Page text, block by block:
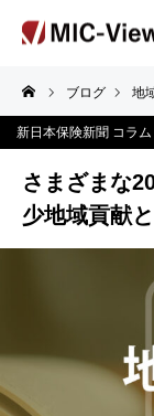
ブログ 地
新日本保険新聞 コラム
さまざまな
少地域貢献